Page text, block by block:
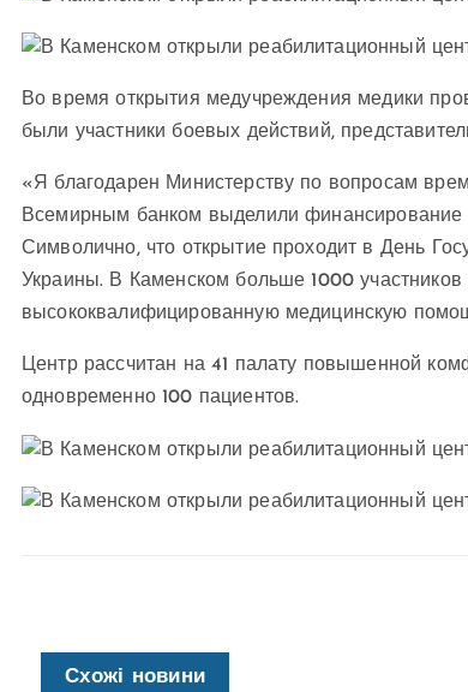
Во время открытия медучреждения медики
были участники боевых действий,
«Я благодарен Министерству по вопросам
Всемирным банком выделили финансирование
Символично, что открытие проходит в День
Украины. В Каменском больше 1000
высококвалифицированную медицинскую
Центр рассчитан на 41 палату повышенной
одновременно 100 пациентов.
Схожі новини